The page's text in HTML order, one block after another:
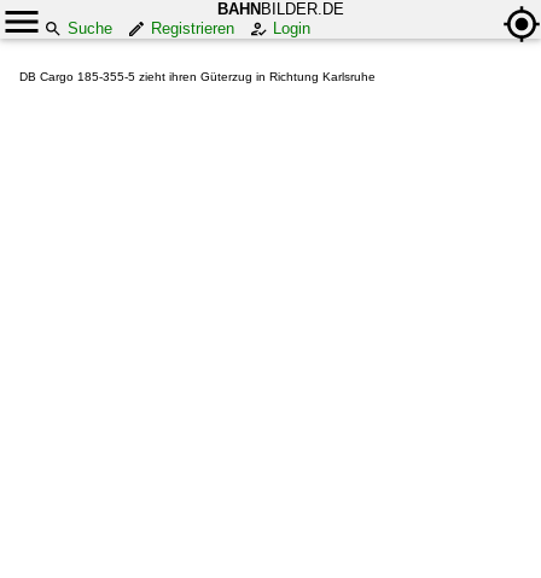
BAHN BILDER.DE
Suche
Registrieren Login
DB Cargo 185-355-5 zieht ihren Güterzug in Richtung Karlsruhe